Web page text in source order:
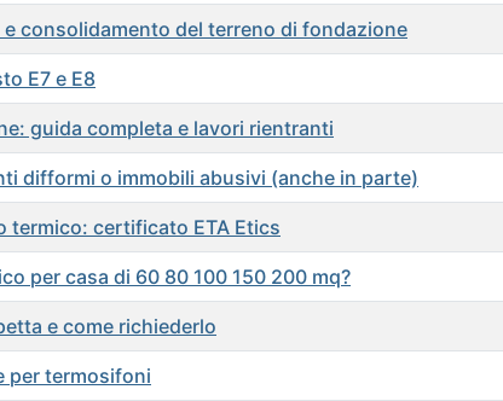
e consolidamento del terreno di fondazione
E7 e E8
guida completa e lavori rientranti
difformi o immobili abusivi (anche in parte)
termico: certificato ETA Etics
per casa di 60 80 100 150 200 mq?
e come richiederlo
per termosifoni